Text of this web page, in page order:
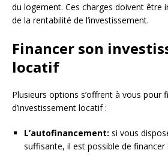
du logement. Ces charges doivent être
de la rentabilité de l’investissement.
Financer son
locatif
Plusieurs options s’offrent à vous pour
d’investissement locatif :
L’autofinancement: si vous
suffisante, il est possible de financer